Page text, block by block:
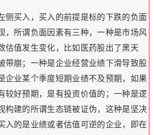
侧买入，买入的前提是标的下跌的负面
，所谓负面因素有三种，一种是市场风
估值发生变化，比如医药股出了黑天
带崩；一种是企业经营业绩下滑导致股
企业某个季度短期业绩不及预期，如果
较好预期，是有投资价值的；一种是逻
构建的所谓生态链被证伪，这种是坚决
入的是业绩或者估值可逆的企业，即在